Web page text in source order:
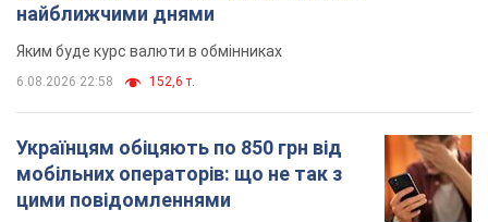
найближчими днями
Яким буде курс валюти в обмінниках
6.08.2026 22:58 152,6 т.
Українцям обіцяють по 850 грн від
мобільних операторів: що не так з
цими повідомленнями